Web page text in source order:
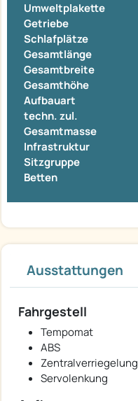
Umweltplakette
Getriebe
Schlafplätze
Gesamtlänge
Gesamtbreite
Gesamthöhe
Aufbauart
techn. zul.
Gesamtmasse
Infrastruktur
Sitzgruppe
Betten
Ausstattungen
Fahrgestell
Tempomat
ABS
Zentralverriegelung
Servolenkung